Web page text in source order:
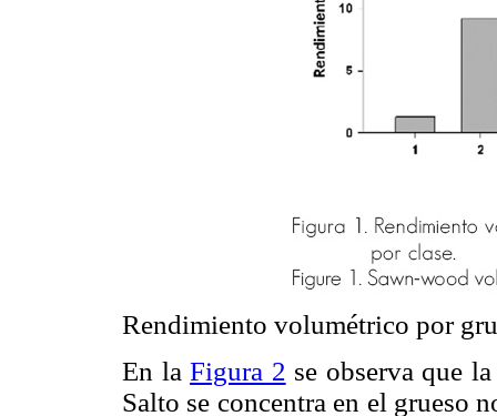
Rendimiento volumétrico por
En laFigura 2 se observa que
Salto se concentra en el grueso